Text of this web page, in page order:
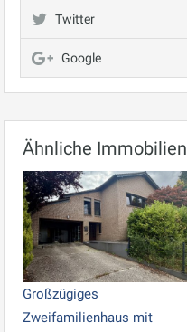
Twitter
Google
Ähnliche Immobilien
Großzügiges
Zweifamilienhaus mit